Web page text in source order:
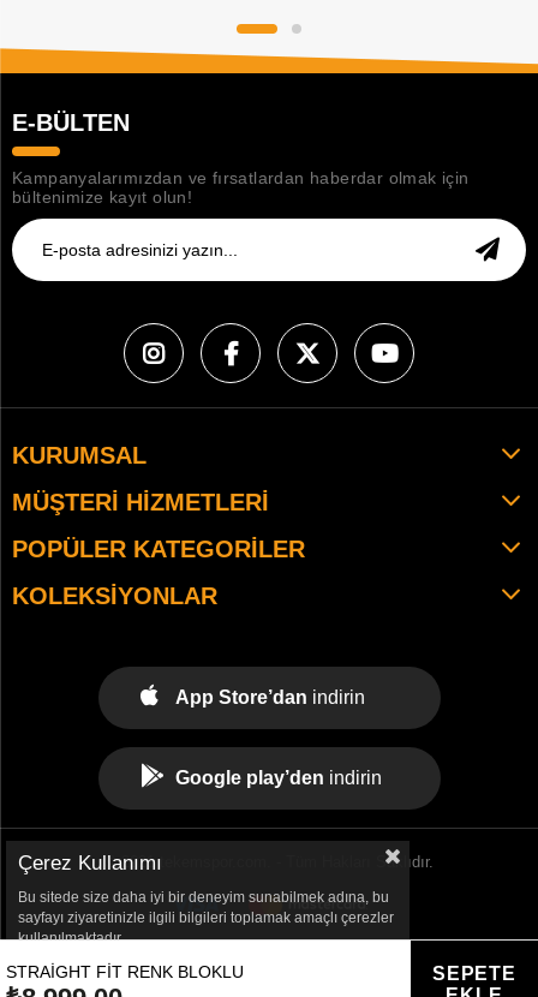
STRAIGHT FIT RENK BLOKLU
E-BÜLTEN
Kampanyalarımızdan ve fırsatlardan haberdar olmak için
bültenimize kayıt olun!
KURUMSAL
MÜŞTERI HIZMETLERI
POPÜLER KATEGORILER
KOLEKSIYONLAR
App Store’dan indirin
Google play’den indirin
© 2021 tekemspor.com. - Tüm Hakları Saklıdır.
Çerez Kullanımı
Bu sitede size daha iyi bir deneyim sunabilmek adına, bu
sayfayı ziyaretinizle ilgili bilgileri toplamak amaçlı çerezler
kullanılmaktadır.